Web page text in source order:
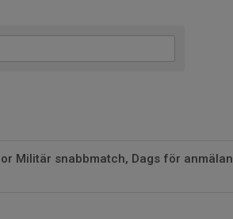
Militär snabbmatch, Dags för anmälan